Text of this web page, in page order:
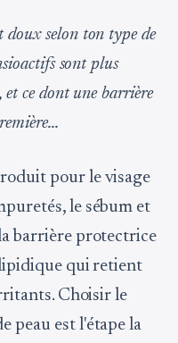
selon ton type de
sont plus
et ce dont une barrière
pour le visage
le sébum et
barrière protectrice
qui retient
Choisir le
peau est l'étape la